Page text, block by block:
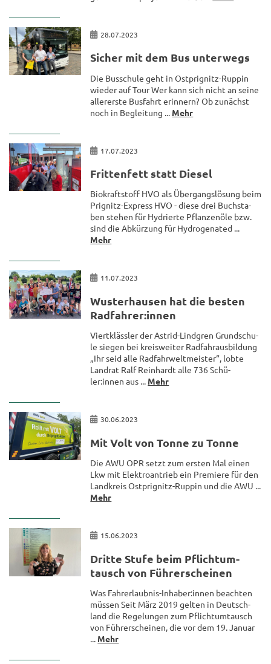
28.07.2023
Si­cher mit dem Bus un­ter­wegs
Die Bus­schu­le geht in Ostprignitz-​Ruppin
wie­der auf Tour Wer kann sich nicht an seine
al­ler­ers­te Bus­fahrt er­in­nern? Ob zu­nächst
noch in Be­glei­tung ... Mehr
17.07.2023
Frit­ten­fett statt Die­sel
Bio­kraft­stoff HVO als Über­gangs­lö­sung beim
Prignitz-​Express HVO - diese drei Buch­sta­
ben ste­hen für Hy­drier­te Pflan­zen­öle bzw.
sind die Ab­kür­zung für Hy­dro­gena­ted ...
Mehr
11.07.2023
Wus­ter­hau­sen hat die bes­ten
Rad­fah­rer:innen
Viert­kläss­ler der Astrid-​Lindgren Grund­schu­
le sie­gen bei kreis­wei­ter Rad­fahr­aus­bil­dung
„Ihr seid alle Rad­fahr­welt­meis­ter“, lobte
Land­rat Ralf Rein­hardt alle 736 Schü­
ler:innen aus ... Mehr
30.06.2023
Mit Volt von Tonne zu Tonne
Die AWU OPR setzt zum ers­ten Mal einen
Lkw mit Elek­tro­an­trieb ein Pre­mie­re für den
Land­kreis Ostprignitz-​Ruppin und die AWU ...
Mehr
15.06.2023
Drit­te Stufe beim Pflicht­um­
tausch von Füh­rer­schei­nen
Was Fahrerlaubnis-​Inhaber:innen be­ach­ten
müs­sen Seit März 2019 gel­ten in Deutsch­
land die Re­ge­lun­gen zum Pflicht­um­tausch
von Füh­rer­schei­nen, die vor dem 19. Ja­nu­ar
... Mehr